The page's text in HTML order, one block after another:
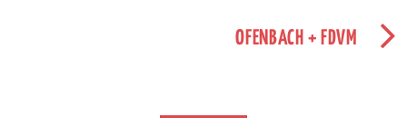
OFENBACH + FDVM